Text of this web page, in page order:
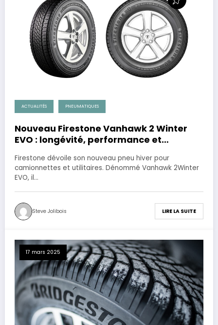
ACTUALITÉS PNEUMATIQUES
Nouveau Firestone Vanhawk 2 Winter
EVO : longévité, performance et
utilitaires.
Firestone dévoile son nouveau pneu hiver pour
camionnettes et utilitaires. Dénommé Vanhawk 2Winter
EVO, il…
Steve Jolibois LIRE LA SUITE
17 mars 2025